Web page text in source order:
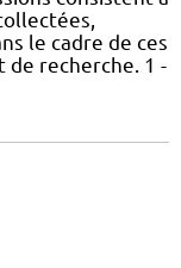
le cadre de ces
de recherche. 1 -